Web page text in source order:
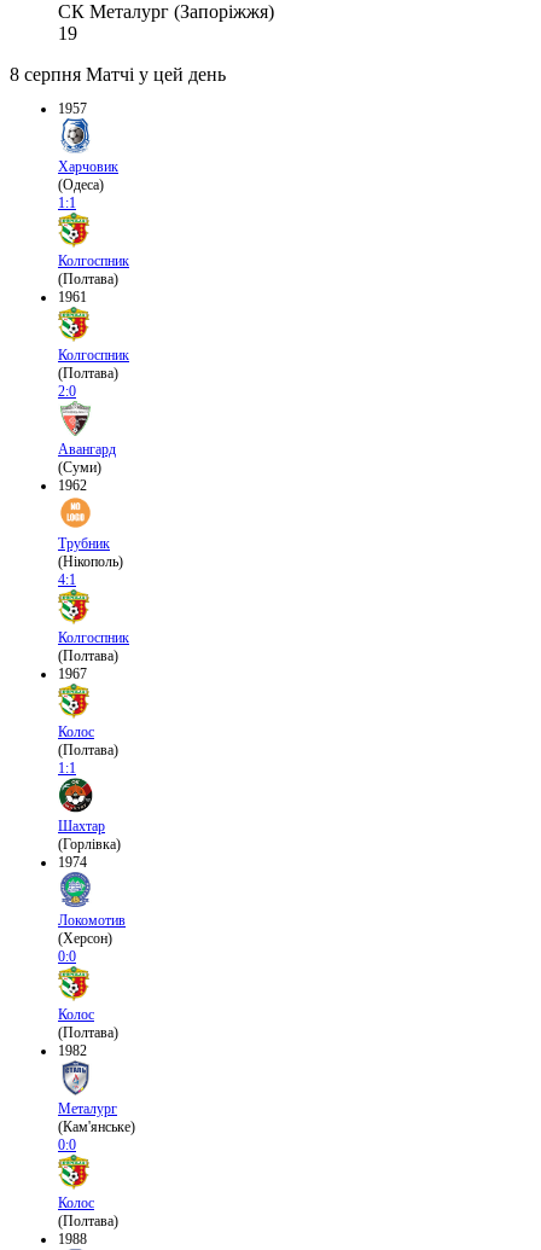
СК Металург (Запоріжжя)
19
8 серпня Матчі у цей день
1957
Харчовик
(Одеса)
1:1
Колгоспник
(Полтава)
1961
Колгоспник
(Полтава)
2:0
Авангард
(Суми)
1962
Трубник
(Нікополь)
4:1
Колгоспник
(Полтава)
1967
Колос
(Полтава)
1:1
Шахтар
(Горлівка)
1974
Локомотив
(Херсон)
0:0
Колос
(Полтава)
1982
Металург
(Кам'янське)
0:0
Колос
(Полтава)
1988